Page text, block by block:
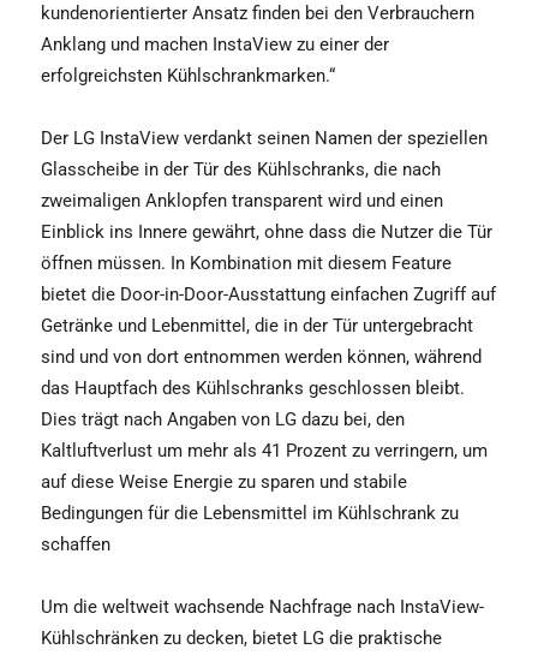
kundenorientierter Ansatz finden bei den Verbrauchern
Anklang und machen InstaView zu einer der
erfolgreichsten Kühlschrankmarken.“
Der LG InstaView verdankt seinen Namen der speziellen
Glasscheibe in der Tür des Kühlschranks, die nach
zweimaligen Anklopfen transparent wird und einen
Einblick ins Innere gewährt, ohne dass die Nutzer die Tür
öffnen müssen. In Kombination mit diesem Feature
bietet die Door-in-Door-Ausstattung einfachen Zugriff auf
Getränke und Lebenmittel, die in der Tür untergebracht
sind und von dort entnommen werden können, während
das Hauptfach des Kühlschranks geschlossen bleibt.
Dies trägt nach Angaben von LG dazu bei, den
Kaltluftverlust um mehr als 41 Prozent zu verringern, um
auf diese Weise Energie zu sparen und stabile
Bedingungen für die Lebensmittel im Kühlschrank zu
schaffen
Um die weltweit wachsende Nachfrage nach InstaView-
Kühlschränken zu decken, bietet LG die praktische